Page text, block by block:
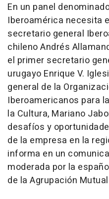
En un panel
Iberoamérica necesita
secretario general
chileno Andrés
el primer secretario
urugayo Enrique V.
general de la
Iberoamericanos para
la Cultura, Mariano
desafíos y
de la empresa en la
informa en un
moderada por la
de la Agrupación